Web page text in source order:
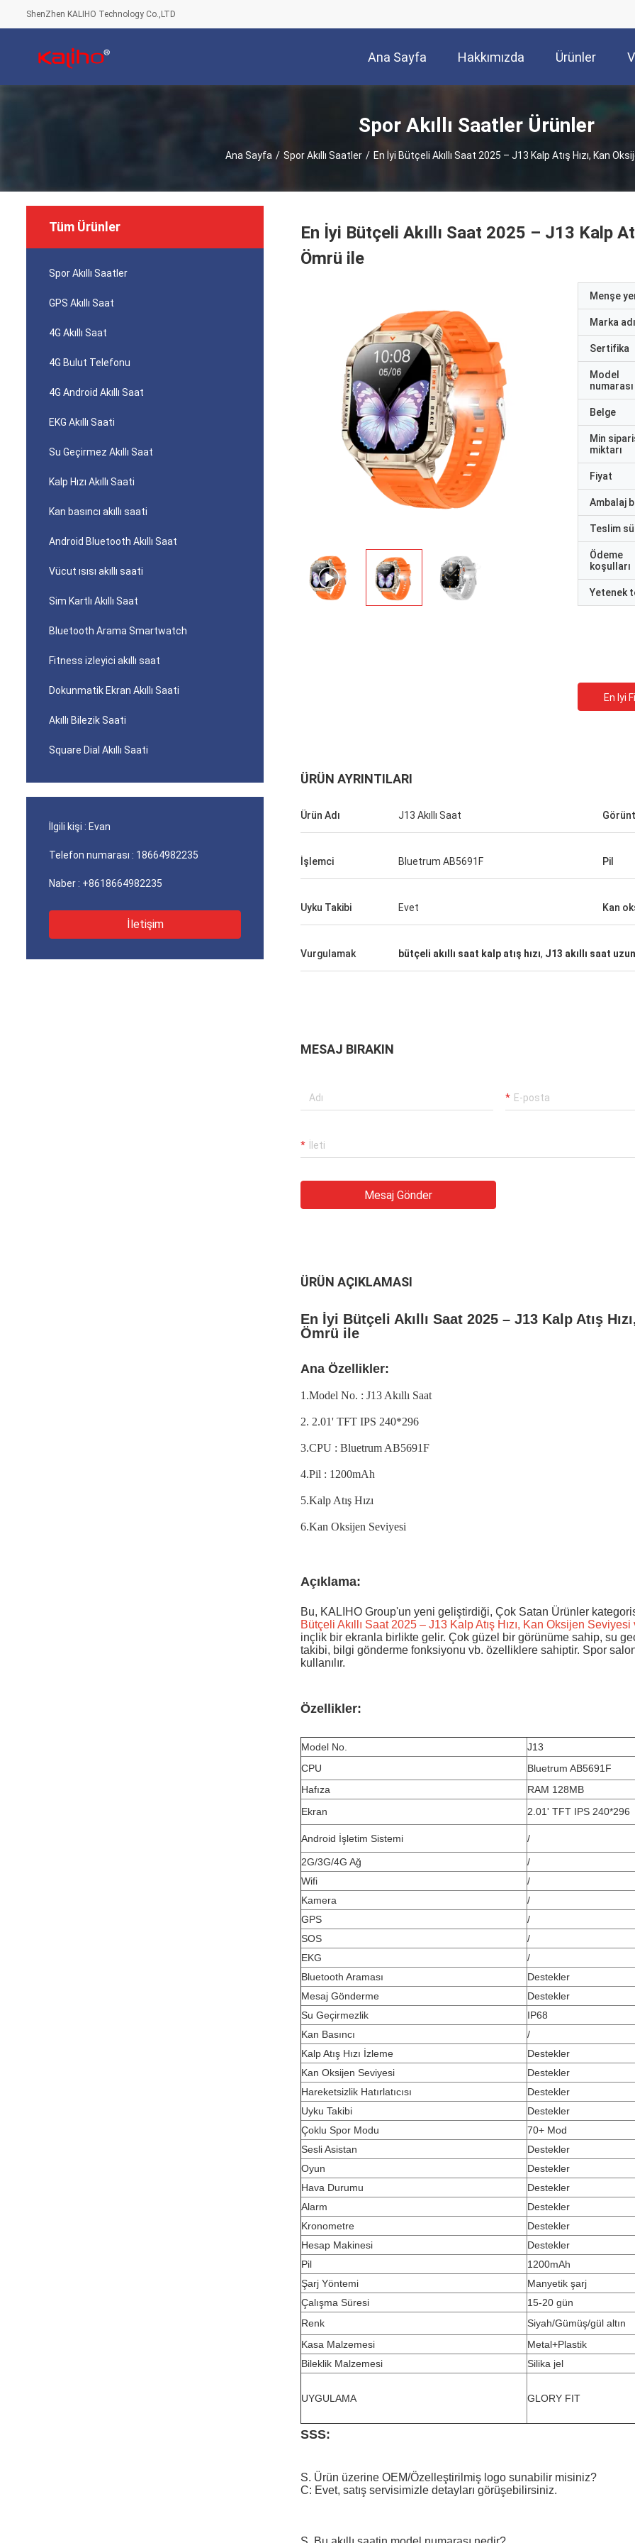
ShenZhen KALIHO Technology Co.,LTD
Ana Sayfa Hakkımızda Ürünler
Spor Akıllı Saatler Ürünler
Ana Sayfa / Spor Akıllı Saatler / En İyi Bütçeli Akıllı Saat 2025 – J13 Kalp Atış Hızı, Kan
Tüm Ürünler
Spor Akıllı Saatler
GPS Akıllı Saat
4G Akıllı Saat
4G Bulut Telefonu
4G Android Akıllı Saat
EKG Akıllı Saati
Su Geçirmez Akıllı Saat
Kalp Hızı Akıllı Saati
Kan basıncı akıllı saati
Android Bluetooth Akıllı Saat
Vücut ısısı akıllı saati
Sim Kartlı Akıllı Saat
Bluetooth Arama Smartwatch
Fitness izleyici akıllı saat
Dokunmatik Ekran Akıllı Saati
Akıllı Bilezik Saati
Square Dial Akıllı Saati
İlgili kişi : Evan
Telefon numarası : 18664982235
Naber : +8618664982235
İletişim
En İyi Bütçeli Akıllı Saat 2025 – J13 Kalp
Ömrü ile
Menşe
Marka adı
Sertifika
Model
numarası
Belge
Min
miktarı
Fiyat
Ambalaj
Teslim
Ödeme
koşulları
Yetenek
En Iyi
ÜRÜN AYRINTILARI
Ürün Adı J13 Akıllı Saat
İşlemci Bluetrum AB5691F Pil
Uyku Takibi Evet Kan
Vurgulamak bütçeli akıllı saat kalp atış hızı, J13 akıllı saat
MESAJ BIRAKIN
Mesaj Gönder
ÜRÜN AÇIKLAMASI
En İyi Bütçeli Akıllı Saat 2025 – J13 Kalp Atış
Ömrü ile
Ana Özellikler:
1.Model No. : J13 Akıllı Saat
2. 2.01' TFT IPS 240*296
3.CPU : Bluetrum AB5691F
4.Pil : 1200mAh
5.Kalp Atış Hızı
6.Kan Oksijen Seviyesi
Açıklama:
Bu, KALIHO Group'un yeni geliştirdiği, Çok Satan Ürünler
Bütçeli Akıllı Saat 2025 – J13 Kalp Atış Hızı, Kan Oksijen
inçlik bir ekranla birlikte gelir. Çok güzel bir görünüme sahip, su
takibi, bilgi gönderme fonksiyonu vb. özelliklere sahiptir. Spor
kullanılır.
Özellikler:
Model No.
J13
CPU
Bluetrum AB5691F
Hafıza
RAM 128MB
Ekran
2.01' TFT IPS 240*296
Android İşletim Sistemi /
2G/3G/4G Ağ
/
Wifi
/
Kamera
/
GPS
/
SOS
/
EKG
/
Bluetooth Araması
Destekler
Mesaj Gönderme
Destekler
Su Geçirmezlik
IP68
Kan Basıncı
/
Kalp Atış Hızı İzleme
Destekler
Kan Oksijen Seviyesi
Destekler
Hareketsizlik Hatırlatıcısı
Destekler
Uyku Takibi
Destekler
Çoklu Spor Modu
70+ Mod
Sesli Asistan
Destekler
Oyun
Destekler
Hava Durumu
Destekler
Alarm
Destekler
Kronometre
Destekler
Hesap Makinesi
Destekler
Pil
1200mAh
Şarj Yöntemi
Manyetik şarj
Çalışma Süresi
15-20 gün
Renk
Siyah/Gümüş/gül altın
Kasa Malzemesi
Metal+Plastik
Bileklik Malzemesi
Silika jel
UYGULAMA GLORY FIT
SSS:
S. Ürün üzerine OEM/Özelleştirilmiş logo sunabilir misiniz?
C: Evet, satış servisimizle detayları görüşebilirsiniz.